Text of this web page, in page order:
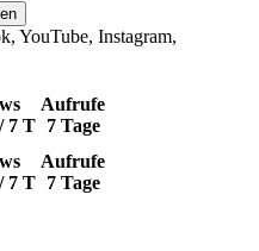
YouTube, Instagram,
7 T
Aufrufe
7 Tage
7 T
Aufrufe
7 Tage